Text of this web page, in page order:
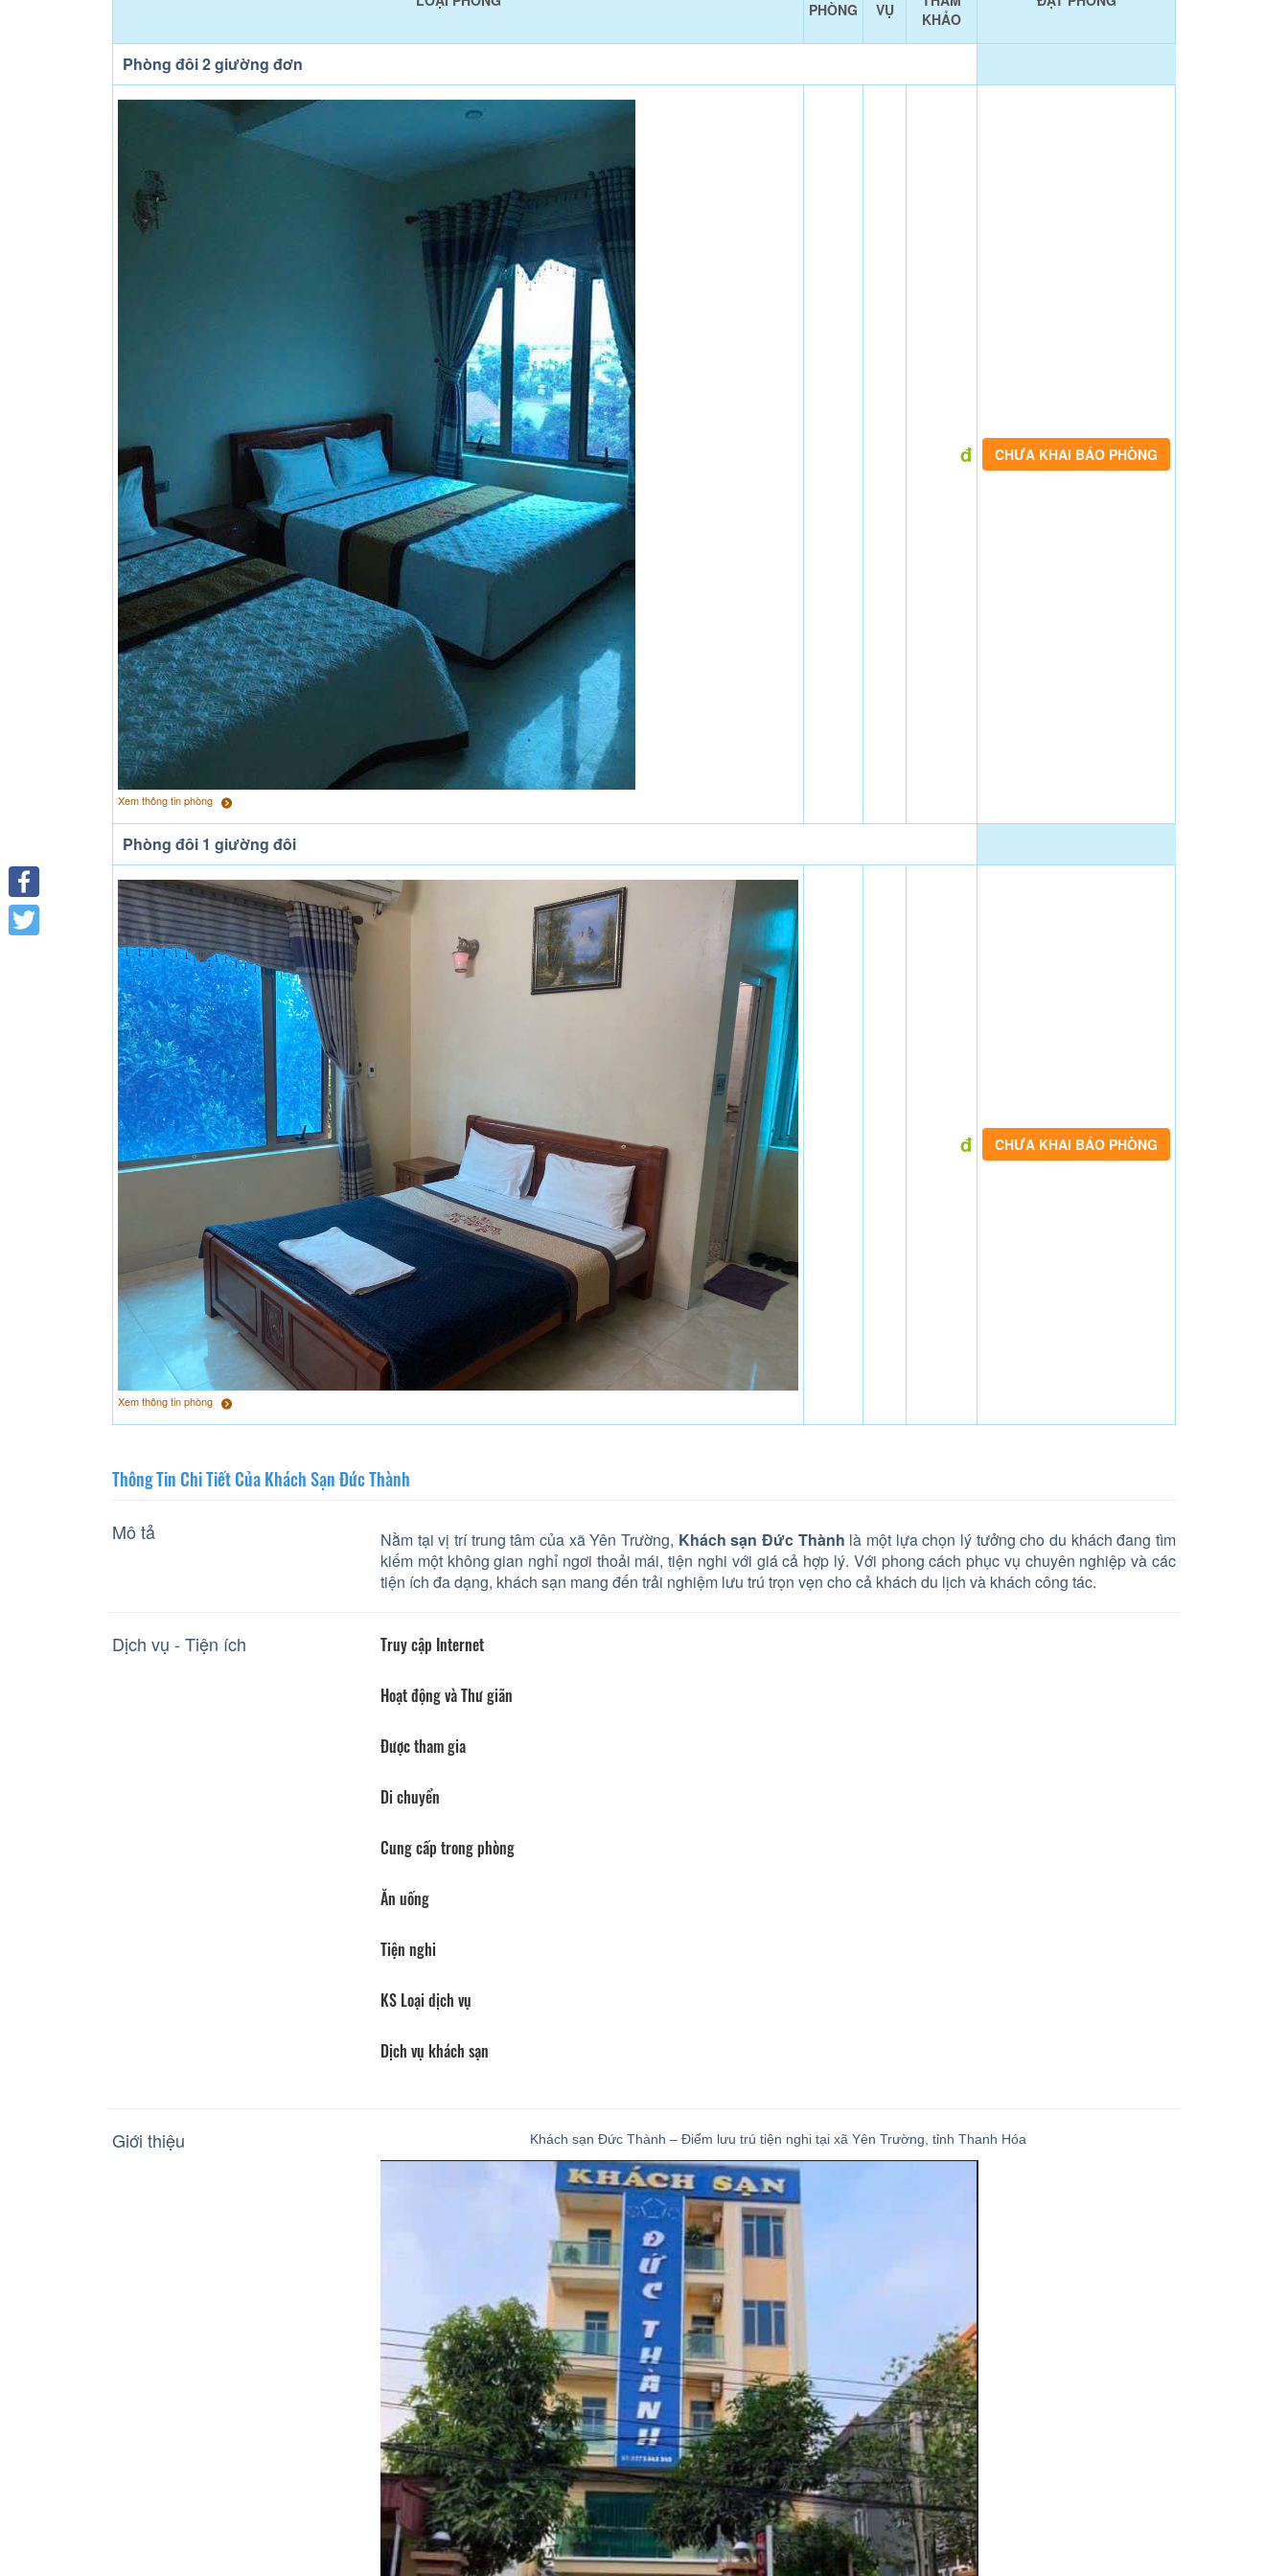
PHÒNG VỤ
KHẢO
Phòng đôi 2 giường đơn
Xem thông tin phòng
đ CHƯA KHAI BÁO PHÒNG
Phòng đôi 1 giường đôi
Xem thông tin phòng
đ CHƯA KHAI BÁO PHÒNG
Thông Tin Chi Tiết Của Khách Sạn Đức Thành
Mô tả Nằm tại vị trí trung tâm của xã Yên Trường, Khách sạn Đức Thành là một lựa chọn lý tưởng cho du khách đang tìm
kiếm một không gian nghỉ ngơi thoải mái, tiện nghi với giá cả hợp lý. Với phong cách phục vụ chuyên nghiệp và các
tiện ích đa dạng, khách sạn mang đến trải nghiệm lưu trú trọn vẹn cho cả khách du lịch và khách công tác.
Dịch vụ - Tiện ích Truy cập Internet
Hoạt động và Thư giãn
Được tham gia
Di chuyển
Cung cấp trong phòng
Ăn uống
Tiện nghi
KS Loại dịch vụ
Dịch vụ khách sạn
Giới thiệu Khách sạn Đức Thành – Điểm lưu trú tiện nghi tại xã Yên Trường, tỉnh Thanh Hóa
Facebook